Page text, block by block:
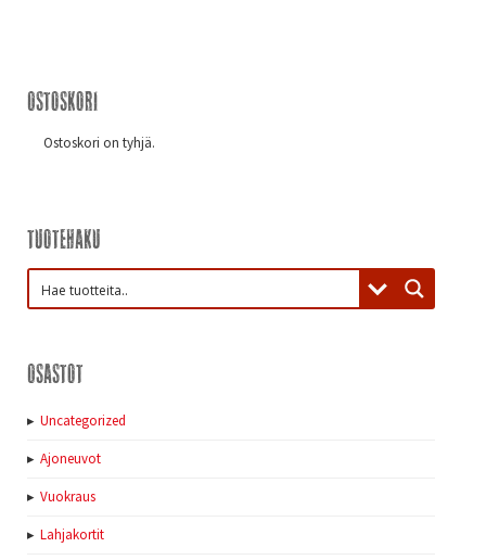
Ostoskori
Ostoskori on tyhjä.
Tuotehaku
Osastot
Uncategorized
Ajoneuvot
Vuokraus
Lahjakortit